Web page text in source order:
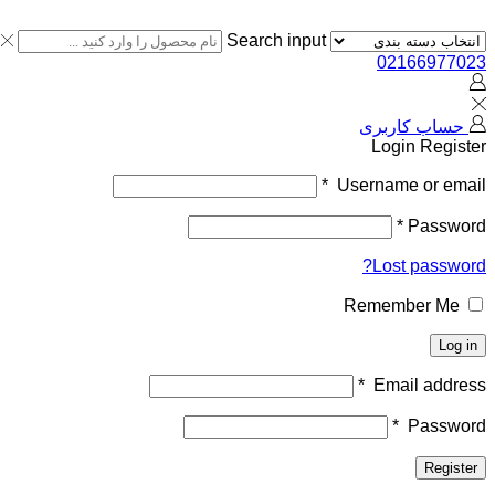
Search input
02166977023
حساب کاربری
Login Register
Username or email
*
Password
*
Lost password?
Remember Me
Log in
Email address
*
Password
*
Register